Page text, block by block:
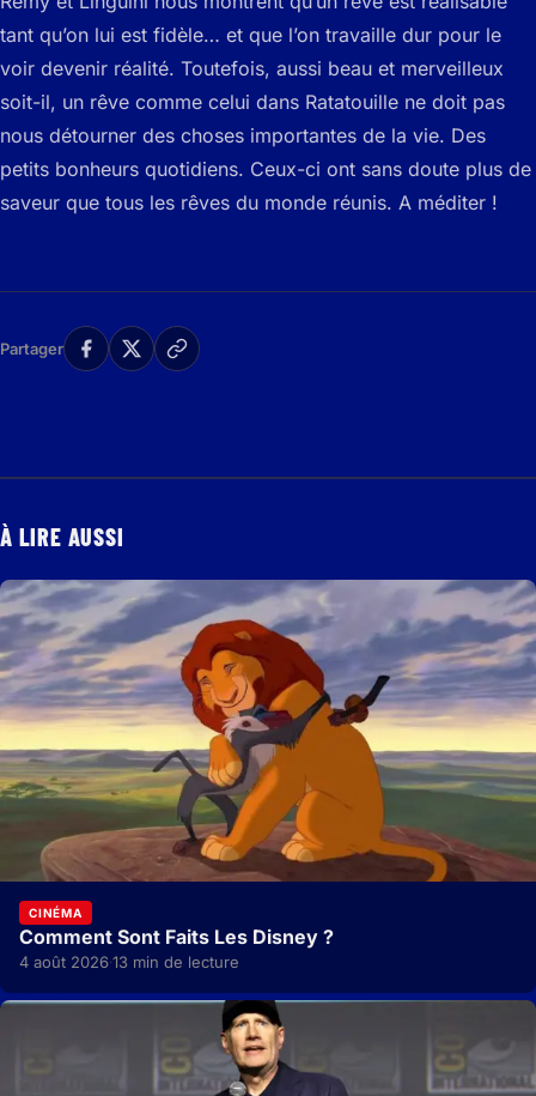
tant qu’on lui est fidèle… et que l’on travaille dur pour le
voir devenir réalité. Toutefois, aussi beau et merveilleux
soit-il, un rêve comme celui dans Ratatouille ne doit pas
nous détourner des choses importantes de la vie. Des
petits bonheurs quotidiens. Ceux-ci ont sans doute plus de
saveur que tous les rêves du monde réunis. A méditer !
Partager
À LIRE AUSSI
CINÉMA
Comment Sont Faits Les Disney ?
4 août 2026·13 min de lecture